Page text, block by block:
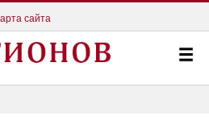
сайта